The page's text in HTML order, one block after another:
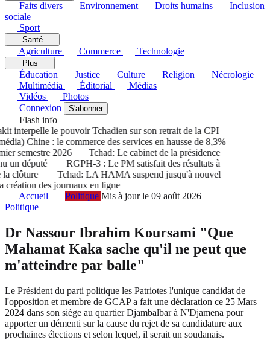
Faits divers Environnement Droits humains
Inclusion
sociale
Sport
Santé
Agriculture Commerce Technologie
Plus
Éducation Justice Culture Religion
Nécrologie
Multimédia
Éditorial
Médias
Vidéos
Photos
Connexion
S'abonner
Flash info
interpelle le pouvoir Tchadien sur son retrait de la CPI
Chine : le commerce des services en hausse de 8,3%
semestre 2026
Tchad: Le cabinet de la présidence
un député
RGPH-3 : Le PM satisfait des résultats à
clôture
Tchad: LA HAMA suspend jusqu'à nouvel
des journaux en ligne
Accueil
Politique Mis à jour le 09 août 2026
Politique
Dr Nassour Ibrahim Koursami "Que
Mahamat Kaka sache qu'il ne peut que
m'atteindre par balle"
Le Président du parti politique les Patriotes l'unique candidat de
l'opposition et membre de GCAP a fait une déclaration ce 25 Mars
2024 dans son siège au quartier Djambalbar à N'Djamena pour
apporter un démenti sur la cause du rejet de sa candidature aux
prochaines élections et selon lequel, il serait un soudanais.